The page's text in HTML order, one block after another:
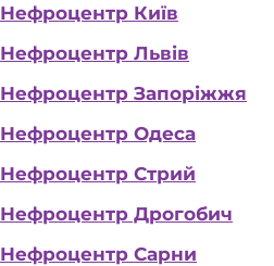
Нефроцентр Київ
Нефроцентр Львів
Нефроцентр Запоріжжя
Нефроцентр Одеса
Нефроцентр Стрий
Нефроцентр Дрогобич
Нефроцентр Сарни